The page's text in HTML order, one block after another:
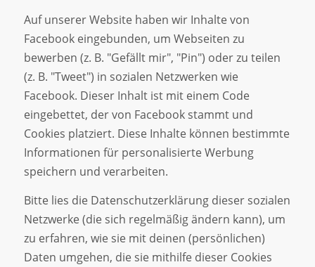
Auf unserer Website haben wir Inhalte von
Facebook eingebunden, um Webseiten zu
bewerben (z. B. "Gefällt mir", "Pin") oder zu teilen
(z. B. "Tweet") in sozialen Netzwerken wie
Facebook. Dieser Inhalt ist mit einem Code
eingebettet, der von Facebook stammt und
Cookies platziert. Diese Inhalte können bestimmte
Informationen für personalisierte Werbung
speichern und verarbeiten.
Bitte lies die Datenschutzerklärung dieser sozialen
Netzwerke (die sich regelmäßig ändern kann), um
zu erfahren, wie sie mit deinen (persönlichen)
Daten umgehen, die sie mithilfe dieser Cookies